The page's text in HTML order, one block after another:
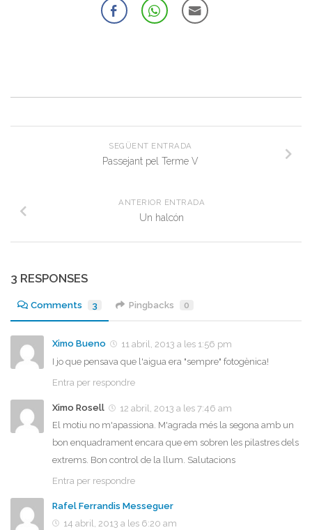
SEGÜENT ENTRADA
Passejant pel Terme V
ANTERIOR ENTRADA
Un halcón
3 RESPONSES
Comments 3 Pingbacks 0
Ximo Bueno
11 abril, 2013 a les 1:56 pm
I jo que pensava que l'aigua era "sempre" fotogènica!
Entra per respondre
Ximo Rosell
12 abril, 2013 a les 7:46 am
El motiu no m'apassiona. M'agrada més la segona amb un
bon enquadrament encara que em sobren les pilastres dels
extrems. Bon control de la llum. Salutacions
Entra per respondre
Rafel Ferrandis Messeguer
14 abril, 2013 a les 6:20 am